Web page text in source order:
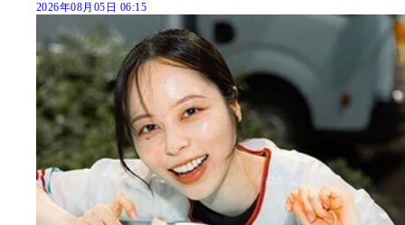
2026年08月05日 06:15